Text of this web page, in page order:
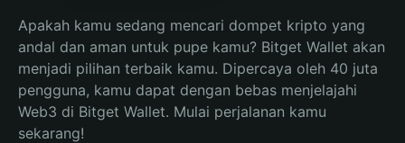
Apakah kamu sedang mencari dompet kripto yang
andal dan aman untuk pupe kamu? Bitget Wallet akan
menjadi pilihan terbaik kamu. Dipercaya oleh 40 juta
pengguna, kamu dapat dengan bebas menjelajahi
Web3 di Bitget Wallet. Mulai perjalanan kamu
sekarang!